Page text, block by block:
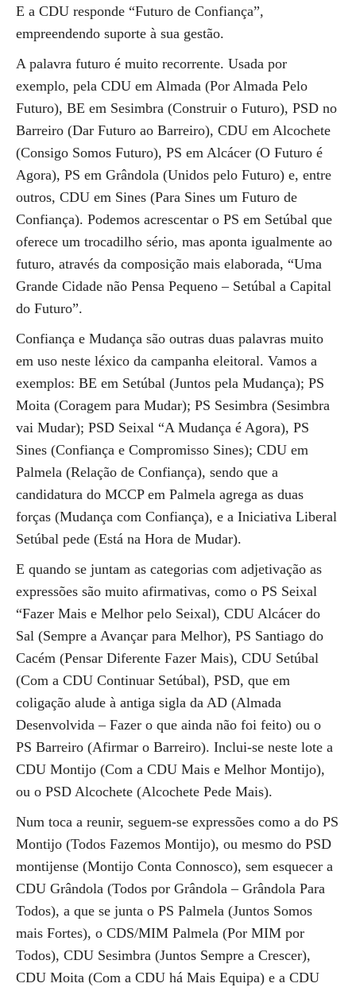
E a CDU responde “Futuro de Confiança”,
empreendendo suporte à sua gestão.
A palavra futuro é muito recorrente. Usada por
exemplo, pela CDU em Almada (Por Almada Pelo
Futuro), BE em Sesimbra (Construir o Futuro), PSD no
Barreiro (Dar Futuro ao Barreiro), CDU em Alcochete
(Consigo Somos Futuro), PS em Alcácer (O Futuro é
Agora), PS em Grândola (Unidos pelo Futuro) e, entre
outros, CDU em Sines (Para Sines um Futuro de
Confiança). Podemos acrescentar o PS em Setúbal que
oferece um trocadilho sério, mas aponta igualmente ao
futuro, através da composição mais elaborada, “Uma
Grande Cidade não Pensa Pequeno – Setúbal a Capital
do Futuro”.
Confiança e Mudança são outras duas palavras muito
em uso neste léxico da campanha eleitoral. Vamos a
exemplos: BE em Setúbal (Juntos pela Mudança); PS
Moita (Coragem para Mudar); PS Sesimbra (Sesimbra
vai Mudar); PSD Seixal “A Mudança é Agora), PS
Sines (Confiança e Compromisso Sines); CDU em
Palmela (Relação de Confiança), sendo que a
candidatura do MCCP em Palmela agrega as duas
forças (Mudança com Confiança), e a Iniciativa Liberal
Setúbal pede (Está na Hora de Mudar).
E quando se juntam as categorias com adjetivação as
expressões são muito afirmativas, como o PS Seixal
“Fazer Mais e Melhor pelo Seixal), CDU Alcácer do
Sal (Sempre a Avançar para Melhor), PS Santiago do
Cacém (Pensar Diferente Fazer Mais), CDU Setúbal
(Com a CDU Continuar Setúbal), PSD, que em
coligação alude à antiga sigla da AD (Almada
Desenvolvida – Fazer o que ainda não foi feito) ou o
PS Barreiro (Afirmar o Barreiro). Inclui-se neste lote a
CDU Montijo (Com a CDU Mais e Melhor Montijo),
ou o PSD Alcochete (Alcochete Pede Mais).
Num toca a reunir, seguem-se expressões como a do PS
Montijo (Todos Fazemos Montijo), ou mesmo do PSD
montijense (Montijo Conta Connosco), sem esquecer a
CDU Grândola (Todos por Grândola – Grândola Para
Todos), a que se junta o PS Palmela (Juntos Somos
mais Fortes), o CDS/MIM Palmela (Por MIM por
Todos), CDU Sesimbra (Juntos Sempre a Crescer),
CDU Moita (Com a CDU há Mais Equipa) e a CDU